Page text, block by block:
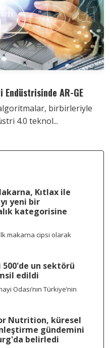
Endüstrisinde AR-GE
birbirleriyle
4.0 teknol...
Kıtlax ile
yeni bir
kategorisine
makarna cipsi olarak
500'de un sektörü
edildi
Odası’nın Türkiye’nin
Nutrition, küresel
gündemini
belirledi